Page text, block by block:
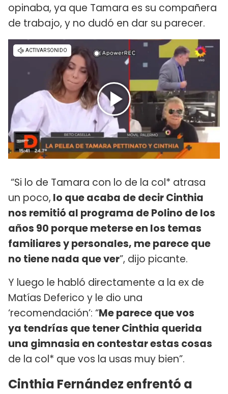
opinaba, ya que Tamara es su compañera
de trabajo, y no dudó en dar su parecer.
“Si lo de Tamara con lo de la col* atrasa
un poco, lo que acaba de decir Cinthia
nos remitió al programa de Polino de los
años 90 porque meterse en los temas
familiares y personales, me parece que
no tiene nada que ver”, dijo picante.
Y luego le habló directamente a la ex de
Matías Deferico y le dio una
‘recomendación’: “Me parece que vos
ya tendrías que tener Cinthia querida
una gimnasia en contestar estas cosas
de la col* que vos la usas muy bien”.
Cinthia Fernández enfrentó a